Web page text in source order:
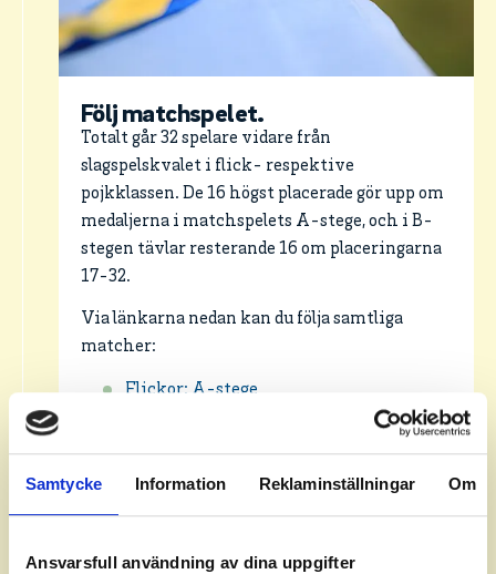
Samtycke Information Reklaminställningar Om
Ansvarsfull användning av dina uppgifter
Följ matchspelet.
Totalt går 32 spelare vidare från
slagspelskvalet i flick- respektive
pojkklassen. De 16 högst placerade gör upp om
medaljerna i matchspelets A-stege, och i B-
stegen tävlar resterande 16 om placeringarna
17-32.
Via länkarna nedan kan du följa samtliga
matcher:
Flickor: A-stege
Pojkar: B-stege